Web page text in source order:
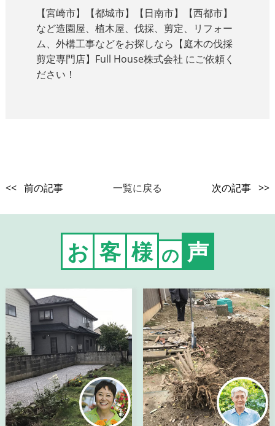
【宮崎市】【都城市】【日南市】【西都市】
など造園屋、植木屋、伐採、剪定、リフォー
ム、外構工事などをお探しなら【庭木の伐採
剪定専門店】Full House株式会社 にご依頼く
ださい！
<< 前の記事 一覧に戻る 次の記事 >>
お 客 様 の 声